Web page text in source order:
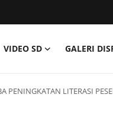
VIDEO SD GALERI
PENINGKATAN LITERASI